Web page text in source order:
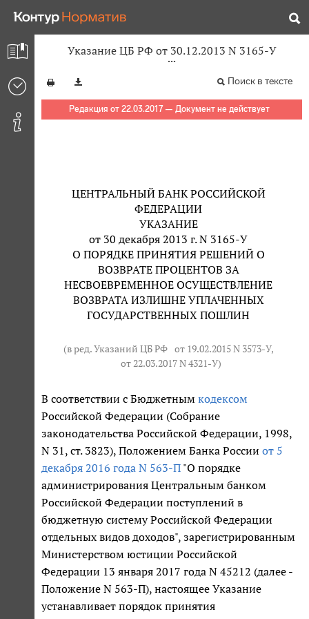
Указание ЦБ РФ от 30.12.2013 N 3165-У
Поиск в тексте
Редакция от 22.03.2017 — Документ не действует
ЦЕНТРАЛЬНЫЙ БАНК РОССИЙСКОЙ
ФЕДЕРАЦИИ
УКАЗАНИЕ
от 30 декабря 2013 г. N 3165-У
О ПОРЯДКЕ ПРИНЯТИЯ РЕШЕНИЙ О
ВОЗВРАТЕ ПРОЦЕНТОВ ЗА
НЕСВОЕВРЕМЕННОЕ ОСУЩЕСТВЛЕНИЕ
ВОЗВРАТА ИЗЛИШНЕ УПЛАЧЕННЫХ
ГОСУДАРСТВЕННЫХ ПОШЛИН
(в ред. Указаний ЦБ РФ от 19.02.2015 N 3573-У,
от 22.03.2017 N 4321-У)
В соответствии с Бюджетным кодексом
Российской Федерации (Собрание
законодательства Российской Федерации, 1998,
N 31, ст. 3823), Положением Банка России от 5
декабря 2016 года N 563-П "О порядке
администрирования Центральным банком
Российской Федерации поступлений в
бюджетную систему Российской Федерации
отдельных видов доходов", зарегистрированным
Министерством юстиции Российской
Федерации 13 января 2017 года N 45212 (далее -
Положение N 563-П), настоящее Указание
устанавливает порядок принятия